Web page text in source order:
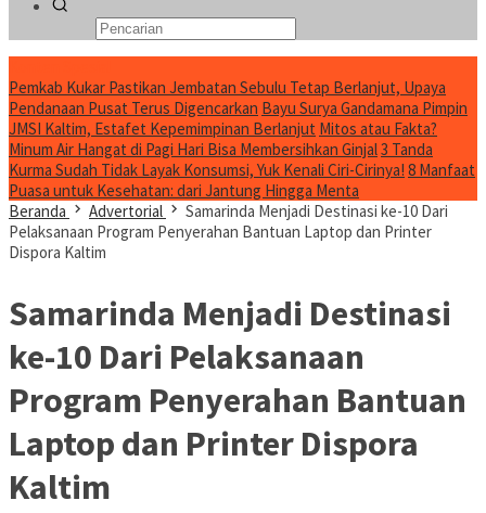
Pemkab Kukar Pastikan Jembatan Sebulu Tetap Berlanjut, Upaya
Pendanaan Pusat Terus Digencarkan Bayu Surya Gandamana Pimpin
JMSI Kaltim, Estafet Kepemimpinan Berlanjut Mitos atau Fakta?
Minum Air Hangat di Pagi Hari Bisa Membersihkan Ginjal3 Tanda
Kurma Sudah Tidak Layak Konsumsi, Yuk Kenali Ciri-Cirinya! 8 Manfaat
Puasa untuk Kesehatan: dari Jantung Hingga Menta
Beranda
Advertorial
Samarinda Menjadi Destinasi ke-10 Dari
Pelaksanaan Program Penyerahan Bantuan Laptop dan Printer
Dispora Kaltim
Samarinda Menjadi Destinasi
ke-10 Dari Pelaksanaan
Program Penyerahan Bantuan
Laptop dan Printer Dispora
Kaltim